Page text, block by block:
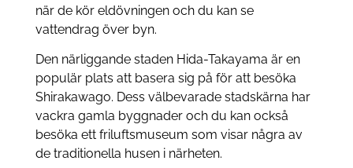
när de kör eldövningen och du kan se
vattendrag över byn.
Den närliggande staden Hida-Takayama är en
populär plats att basera sig på för att besöka
Shirakawago. Dess välbevarade stadskärna har
vackra gamla byggnader och du kan också
besöka ett friluftsmuseum som visar några av
de traditionella husen i närheten.